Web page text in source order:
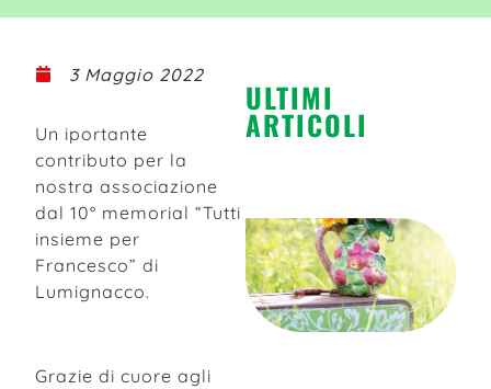
3 Maggio 2022
Un iportante
contributo per la
nostra associazione
dal 10° memorial “Tutti
insieme per
Francesco” di
Lumignacco.
Grazie di cuore agli
ULTIMI
ARTICOLI